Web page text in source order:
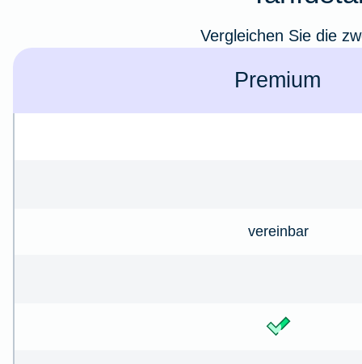
Vergleichen Sie die
Premium
vereinbar